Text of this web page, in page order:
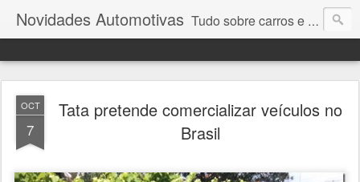
Novidades Automotivas Tudo sobre carros e motores
OCT
7
Tata pretende comercializar veículos no
Brasil